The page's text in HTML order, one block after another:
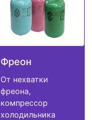
Фреон
От нехватки
фреона,
компрессор
холодильника